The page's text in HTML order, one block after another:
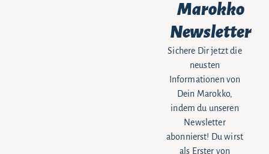
Marokko
Newsletter
Sichere Dir jetzt die
neusten
Informationen von
Dein Marokko,
indem du unseren
Newsletter
abonnierst! Du wirst
als Erster von